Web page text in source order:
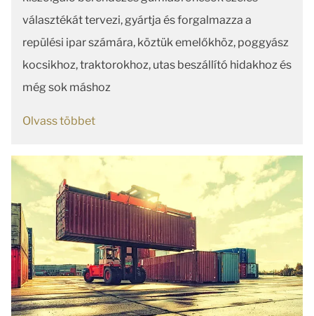
választékát tervezi, gyártja és forgalmazza a
repülési ipar számára, köztük emelőkhöz, poggyász
kocsikhoz, traktorokhoz, utas beszállító hidakhoz és
még sok máshoz
Olvass többet